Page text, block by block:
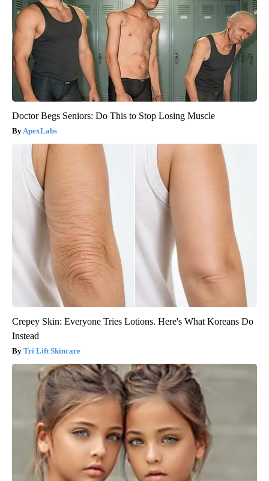
Doctor Begs Seniors: Do This to Stop Losing Muscle
ApexLabs
Crepey Skin: Everyone Tries Lotions. Here's What Koreans Do
Instead
Tri Lift Skincare